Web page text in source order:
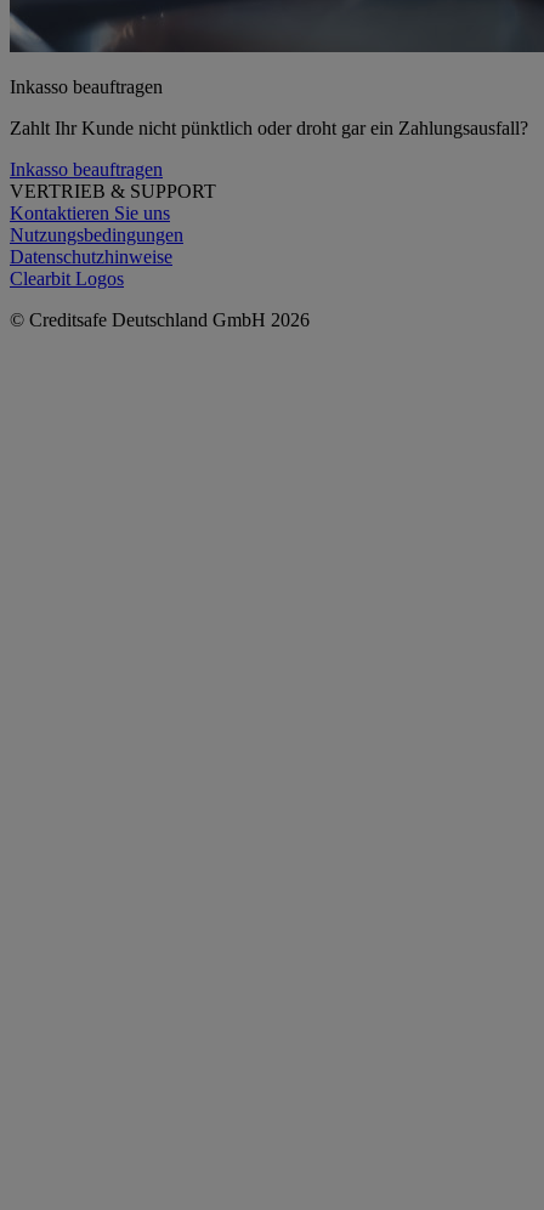
Inkasso beauftragen
Zahlt Ihr Kunde nicht pünktlich oder droht gar ein Zahlungsausfall?
Inkasso beauftragen
VERTRIEB & SUPPORT
Kontaktieren Sie uns
Nutzungsbedingungen
Datenschutzhinweise
Clearbit Logos
© Creditsafe Deutschland GmbH 2026